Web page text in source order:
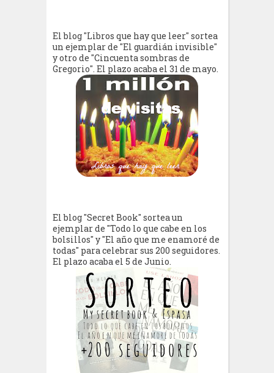
El blog "Libros que hay que leer" sortea
un ejemplar de "El guardián invisible"
y otro de "Cincuenta sombras de
Gregorio". El plazo acaba el 31 de mayo.
El blog "Secret Book" sortea un
ejemplar de "Todo lo que cabe en los
bolsillos" y "El año que me enamoré de
todas" para celebrar sus 200 seguidores.
El plazo acaba el 5 de Junio.